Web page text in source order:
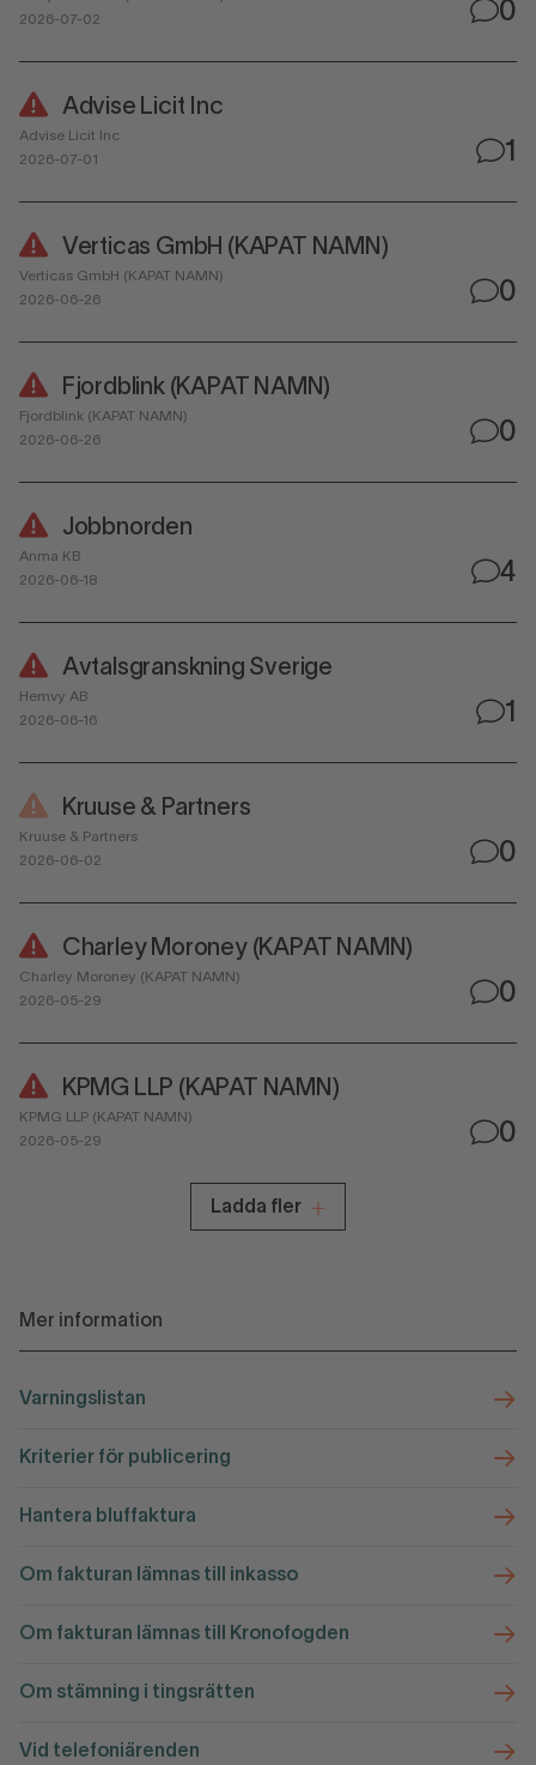
2026-07-02
0
Advise Licit Inc
Advise Licit Inc
2026-07-01
1
Verticas GmbH (KAPAT NAMN)
Verticas GmbH (KAPAT NAMN)
2026-06-26
0
Fjordblink (KAPAT NAMN)
Fjordblink (KAPAT NAMN)
2026-06-26
0
Jobbnorden
Anma KB
2026-06-18
4
Avtalsgranskning Sverige
Hemvy AB
2026-06-16
1
Kruuse & Partners
Kruuse & Partners
2026-06-02
0
Charley Moroney (KAPAT NAMN)
Charley Moroney (KAPAT NAMN)
2026-05-29
0
KPMG LLP (KAPAT NAMN)
KPMG LLP (KAPAT NAMN)
2026-05-29
0
Ladda fler
Mer information
Varningslistan
Kriterier för publicering
Hantera bluffaktura
Om fakturan lämnas till inkasso
Om fakturan lämnas till Kronofogden
Om stämning i tingsrätten
Vid telefoniärenden